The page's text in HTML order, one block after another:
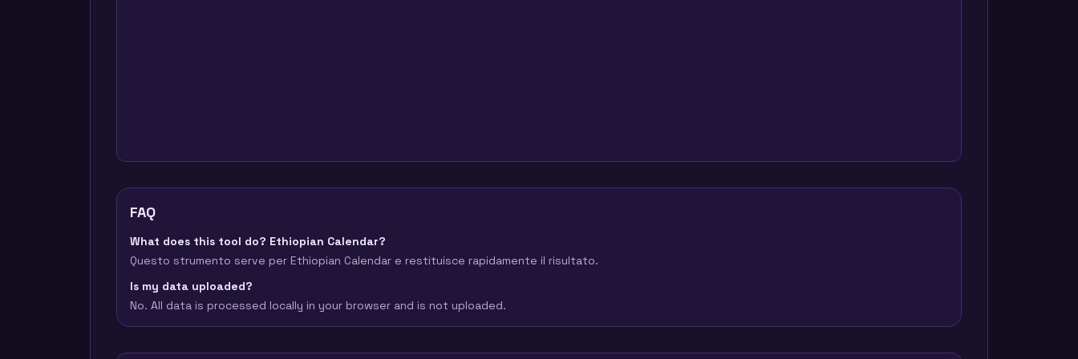
FAQ
What does this tool do? Ethiopian Calendar?
Questo strumento serve per Ethiopian Calendar e restituisce rapidamente il risultato.
Is my data uploaded?
No. All data is processed locally in your browser and is not uploaded.